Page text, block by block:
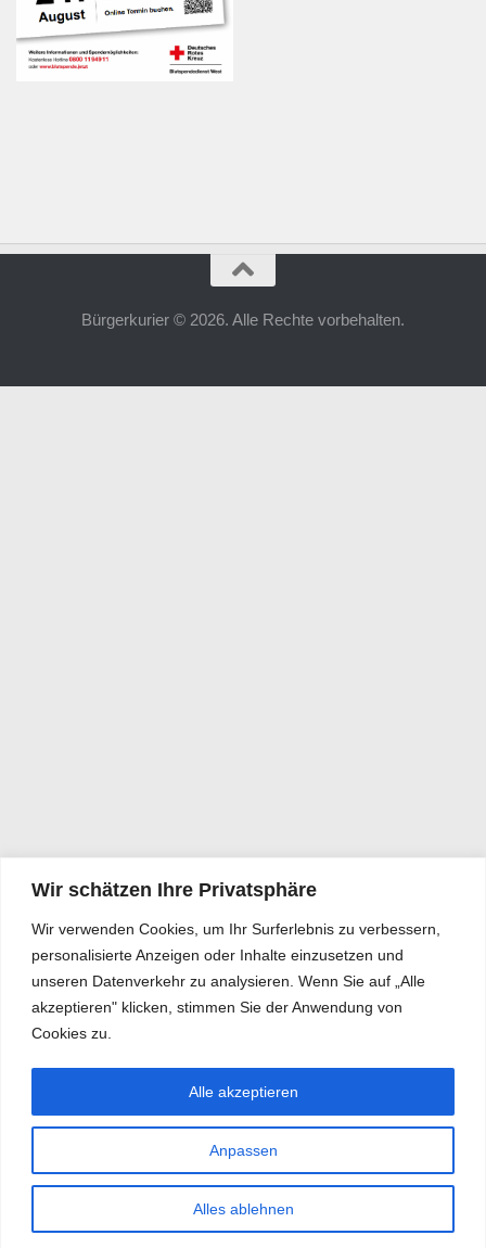
Wir schätzen Ihre Privatsphäre
Wir verwenden Cookies, um Ihr Surferlebnis zu verbessern,
personalisierte Anzeigen oder Inhalte einzusetzen und
unseren Datenverkehr zu analysieren. Wenn Sie auf „Alle
akzeptieren" klicken, stimmen Sie der Anwendung von
Cookies zu.
Anpassen
Alles ablehnen
Alle akzeptieren
Bürgerkurier © 2026. Alle Rechte vorbehalten.